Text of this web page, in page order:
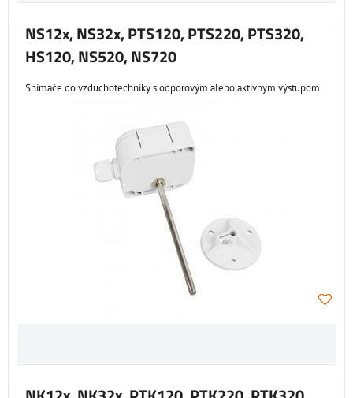
NS12x, NS32x, PTS120, PTS220, PTS320,
HS120, NS520, NS720
Snímače do vzduchotechniky s odporovým alebo aktívnym výstupom.